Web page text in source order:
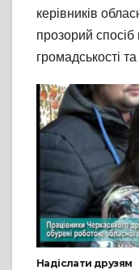
керівників
прозорий
громадськості
Надіслати друзям